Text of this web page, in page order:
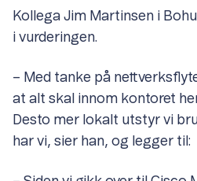
Kollega Jim Martinsen i
i vurderingen.
– Med tanke på
at alt skal innom kontoret
Desto mer lokalt utstyr vi
har vi, sier han, og legger til: